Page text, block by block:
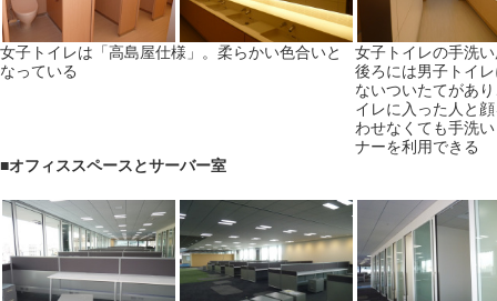
女子トイレは「高島屋仕様」。柔らかい色合いと
なっている
女子トイレの手洗
後ろには男子トイ
ないついたてがあ
イレに入った人と
わせなくても手洗
ナーを利用できる
■オフィススペースとサーバー室